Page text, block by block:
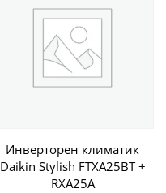
Инверторен климатик
Daikin Stylish FTXA25BT +
RXA25A